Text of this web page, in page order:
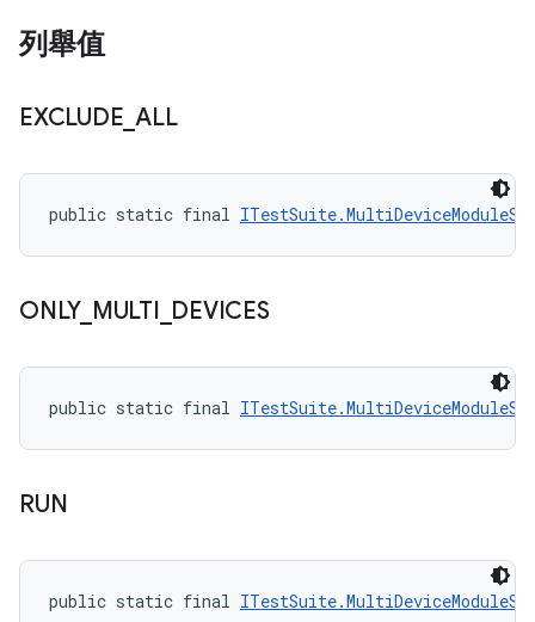
列舉值
EXCLUDE ALL
public static final
ONLY_ MULTI DEVICES
public static final
RUN
public static final